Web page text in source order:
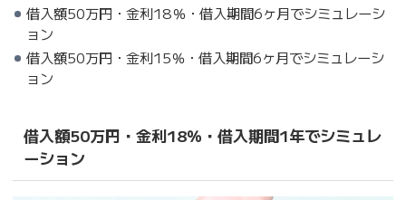
借入額50万円・金利18％・借入期間6ヶ月でシミュレーシ
ョン
借入額50万円・金利15％・借入期間6ヶ月でシミュレーシ
ョン
借入額50万円・金利18％・借入期間1年でシミュレ
ーション